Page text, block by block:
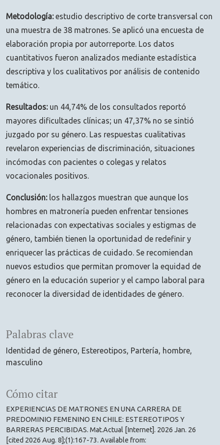
Palabras clave
Identidad de género Estereotipos Partería
hombre
masculino
Cómo citar
EXPERIENCIAS DE MATRONES EN UNA CARRERA DE
PREDOMINIO FEMENINO EN CHILE: ESTEREOTIPOS Y
BARRERAS PERCIBIDAS. Mat.Actual [Internet]. 2026 Jan. 26
[cited 2026 Aug. 8];(1):167-73. Available from:
Metodología:estudio descriptivo de corte transversal con
una muestra de 38 matrones. Se aplicó una encuesta de
elaboración propia por autorreporte. Los datos
cuantitativos fueron analizados mediante estadística
descriptiva y los cualitativos por análisis de contenido
temático.
Resultados:un 44,74% de los consultados reportó
mayores dificultades clínicas; un 47,37% no se sintió
juzgado por su género. Las respuestas cualitativas
revelaron experiencias de discriminación, situaciones
incómodas con pacientes o colegas y relatos
vocacionales positivos.
Conclusión:los hallazgos muestran que aunque los
hombres en matronería pueden enfrentar tensiones
relacionadas con expectativas sociales y estigmas de
género, también tienen la oportunidad de redefinir y
enriquecer las prácticas de cuidado. Se recomiendan
nuevos estudios que permitan promover la equidad de
género en la educación superior y el campo laboral para
reconocer la diversidad de identidades de género.